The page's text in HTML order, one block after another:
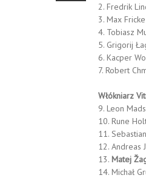
2. Fredrik
3. Max
4. Tobiasz
5. Grigorij
6. Kacper
7. Robert
Włókniarz
9. Leon
10. Rune
11.
12. Andreas
13. Matej
14. Michał